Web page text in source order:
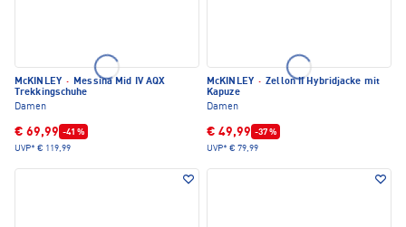
McKINLEY · Messina Mid IV AQX
Trekkingschuhe
Damen
€ 69,99 -41 %
UVP* € 119,99
McKINLEY · Zellon II Hybridjacke mit
Kapuze
Damen
€ 49,99 -37 %
UVP* € 79,99